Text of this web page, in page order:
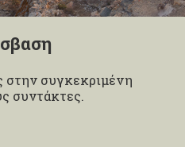
στην συγκεκριμένη
συντάκτες.